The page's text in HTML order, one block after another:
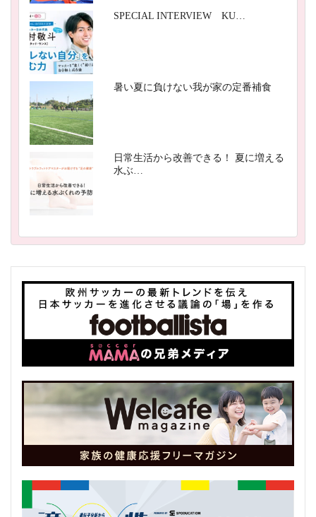
SPECIAL INTERVIEW KU…
暑い夏に負けない我が家の定番補食
日常生活から改善できる！ 夏に増える
水ぶ…